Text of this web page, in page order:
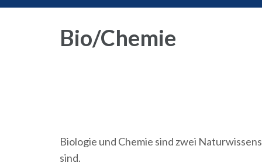
Bio/Chemie
Biologie und Chemie sind zwei
sind.